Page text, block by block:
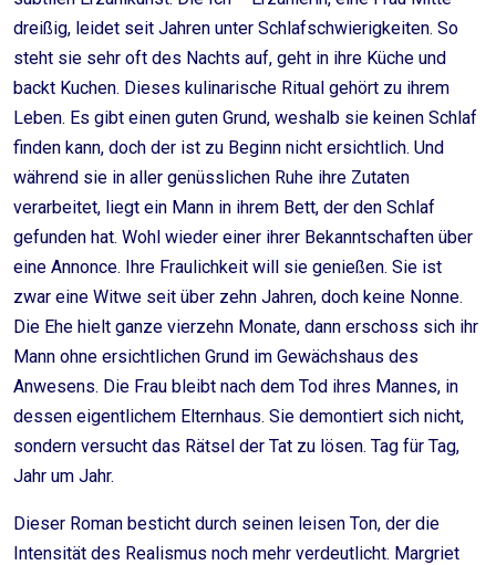
dreißig, leidet seit Jahren unter Schlafschwierigkeiten. So
steht sie sehr oft des Nachts auf, geht in ihre Küche und
backt Kuchen. Dieses kulinarische Ritual gehört zu ihrem
Leben. Es gibt einen guten Grund, weshalb sie keinen Schlaf
finden kann, doch der ist zu Beginn nicht ersichtlich. Und
während sie in aller genüsslichen Ruhe ihre Zutaten
verarbeitet, liegt ein Mann in ihrem Bett, der den Schlaf
gefunden hat. Wohl wieder einer ihrer Bekanntschaften über
eine Annonce. Ihre Fraulichkeit will sie genießen. Sie ist
zwar eine Witwe seit über zehn Jahren, doch keine Nonne.
Die Ehe hielt ganze vierzehn Monate, dann erschoss sich ihr
Mann ohne ersichtlichen Grund im Gewächshaus des
Anwesens. Die Frau bleibt nach dem Tod ihres Mannes, in
dessen eigentlichem Elternhaus. Sie demontiert sich nicht,
sondern versucht das Rätsel der Tat zu lösen. Tag für Tag,
Jahr um Jahr.
Dieser Roman besticht durch seinen leisen Ton, der die
Intensität des Realismus noch mehr verdeutlicht. Margriet